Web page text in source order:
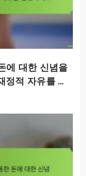
에 대한 신념을
정적 자유를 달